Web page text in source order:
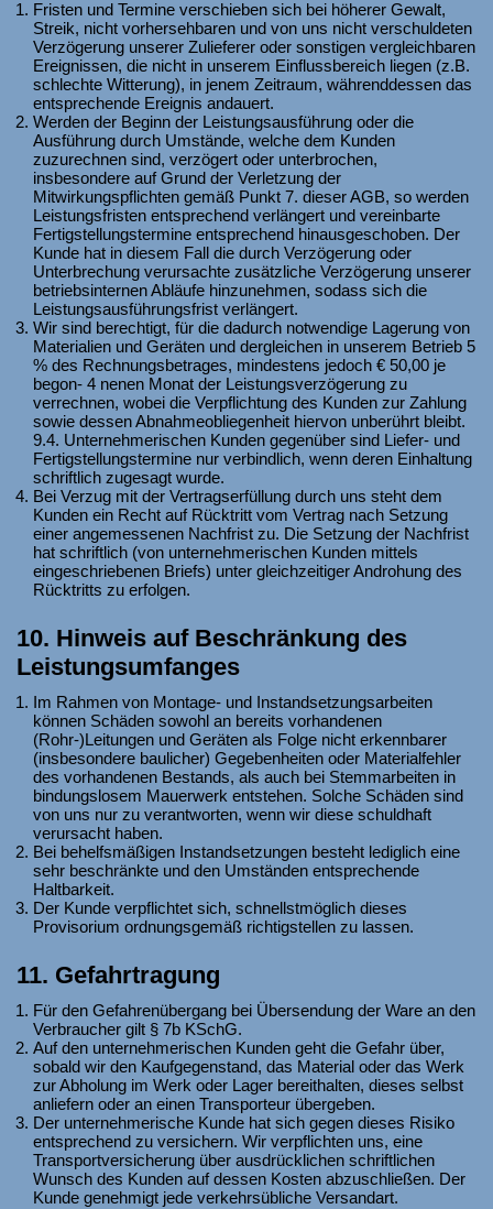
Fristen und Termine verschieben sich bei höherer Gewalt,
Streik, nicht vorhersehbaren und von uns nicht verschuldeten
Verzögerung unserer Zulieferer oder sonstigen vergleichbaren
Ereignissen, die nicht in unserem Einflussbereich liegen (z.B.
schlechte Witterung), in jenem Zeitraum, währenddessen das
entsprechende Ereignis andauert.
Werden der Beginn der Leistungsausführung oder die
Ausführung durch Umstände, welche dem Kunden
zuzurechnen sind, verzögert oder unterbrochen,
insbesondere auf Grund der Verletzung der
Mitwirkungspflichten gemäß Punkt 7. dieser AGB, so werden
Leistungsfristen entsprechend verlängert und vereinbarte
Fertigstellungstermine entsprechend hinausgeschoben. Der
Kunde hat in diesem Fall die durch Verzögerung oder
Unterbrechung verursachte zusätzliche Verzögerung unserer
betriebsinternen Abläufe hinzunehmen, sodass sich die
Leistungsausführungsfrist verlängert.
Wir sind berechtigt, für die dadurch notwendige Lagerung von
Materialien und Geräten und dergleichen in unserem Betrieb 5
% des Rechnungsbetrages, mindestens jedoch € 50,00 je
begon- 4 nenen Monat der Leistungsverzögerung zu
verrechnen, wobei die Verpflichtung des Kunden zur Zahlung
sowie dessen Abnahmeobliegenheit hiervon unberührt bleibt.
9.4. Unternehmerischen Kunden gegenüber sind Liefer- und
Fertigstellungstermine nur verbindlich, wenn deren Einhaltung
schriftlich zugesagt wurde.
Bei Verzug mit der Vertragserfüllung durch uns steht dem
Kunden ein Recht auf Rücktritt vom Vertrag nach Setzung
einer angemessenen Nachfrist zu. Die Setzung der Nachfrist
hat schriftlich (von unternehmerischen Kunden mittels
eingeschriebenen Briefs) unter gleichzeitiger Androhung des
Rücktritts zu erfolgen.
10. Hinweis auf Beschränkung des
Leistungsumfanges
Im Rahmen von Montage- und Instandsetzungsarbeiten
können Schäden sowohl an bereits vorhandenen
(Rohr-)Leitungen und Geräten als Folge nicht erkennbarer
(insbesondere baulicher) Gegebenheiten oder Materialfehler
des vorhandenen Bestands, als auch bei Stemmarbeiten in
bindungslosem Mauerwerk entstehen. Solche Schäden sind
von uns nur zu verantworten, wenn wir diese schuldhaft
verursacht haben.
Bei behelfsmäßigen Instandsetzungen besteht lediglich eine
sehr beschränkte und den Umständen entsprechende
Haltbarkeit.
Der Kunde verpflichtet sich, schnellstmöglich dieses
Provisorium ordnungsgemäß richtigstellen zu lassen.
11. Gefahrtragung
Für den Gefahrenübergang bei Übersendung der Ware an den
Verbraucher gilt § 7b KSchG.
Auf den unternehmerischen Kunden geht die Gefahr über,
sobald wir den Kaufgegenstand, das Material oder das Werk
zur Abholung im Werk oder Lager bereithalten, dieses selbst
anliefern oder an einen Transporteur übergeben.
Der unternehmerische Kunde hat sich gegen dieses Risiko
entsprechend zu versichern. Wir verpflichten uns, eine
Transportversicherung über ausdrücklichen schriftlichen
Wunsch des Kunden auf dessen Kosten abzuschließen. Der
Kunde genehmigt jede verkehrsübliche Versandart.